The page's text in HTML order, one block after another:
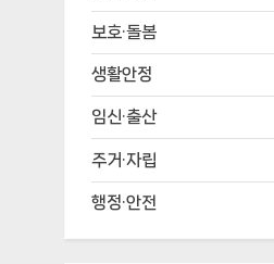
보호·돌봄
생활안정
임신·출산
주거·자립
행정·안전